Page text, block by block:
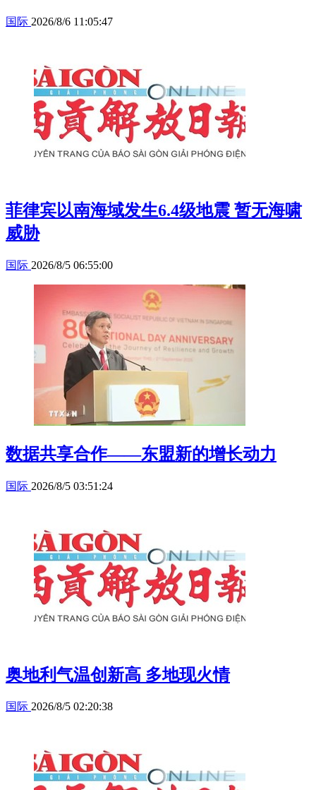
国际 2026/8/6 11:05:47
菲律宾以南海域发生6.4级地震 暂无海啸
威胁
国际 2026/8/5 06:55:00
数据共享合作——东盟新的增长动力
国际 2026/8/5 03:51:24
奥地利气温创新高 多地现火情
国际 2026/8/5 02:20:38